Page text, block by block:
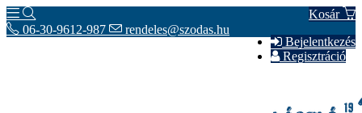
Kosár
Bejelentkezés
Regisztráció
06-30-9612-987 rendeles@szodas.hu